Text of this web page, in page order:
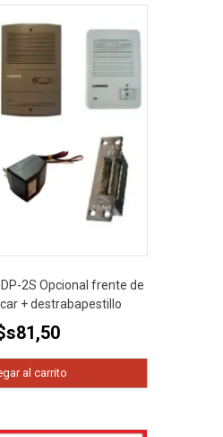
2S Opcional frente de
+ destrabapestillo
81,50
al carrito